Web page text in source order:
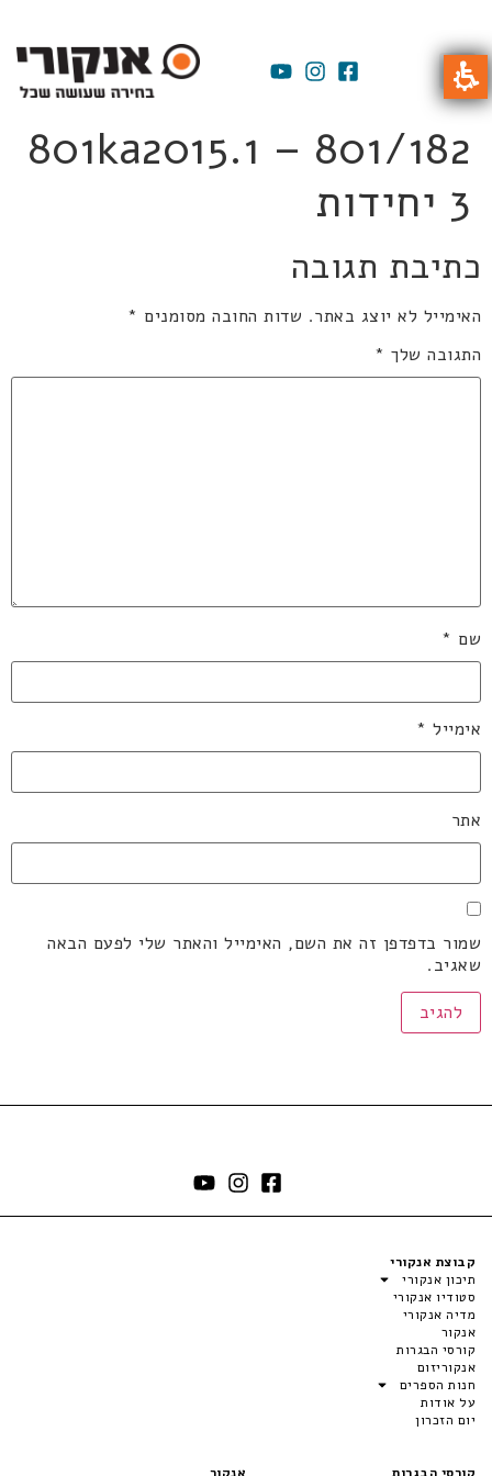
801ka2015.1 – 801/182
3 יחידות
כתיבת תגובה
האימייל לא יוצג באתר. שדות החובה מסומנים *
התגובה שלך *
שם *
אימייל *
אתר
שמור בדפדפן זה את השם, האימייל והאתר שלי לפעם הבאה
שאגיב.
קבוצת אנקורי
תיכון אנקורי
סטודיו אנקורי
מדיה אנקורי
אנקור
קורסי הבגרות
אנקוריזום
חנות הספרים
על אודות
יום הזכרון